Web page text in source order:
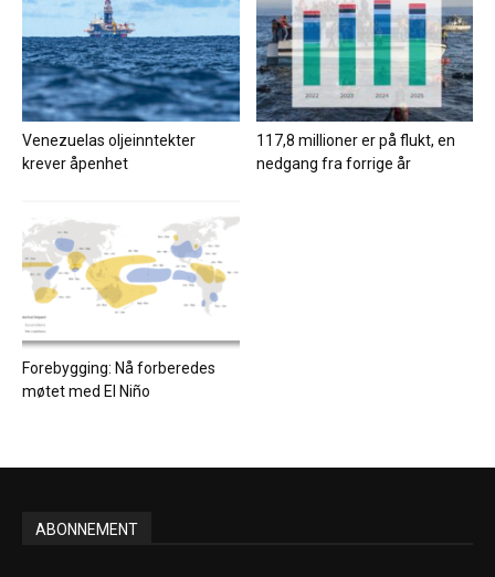
Venezuelas oljeinntekter
krever åpenhet
117,8 millioner er på flukt, en
nedgang fra forrige år
Forebygging: Nå forberedes
møtet med El Niño
ABONNEMENT